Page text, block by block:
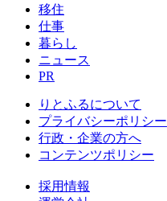
移住
仕事
暮らし
ニュース
PR
りとふるについて
プライバシーポリシー
行政・企業の方へ
コンテンツポリシー
採用情報